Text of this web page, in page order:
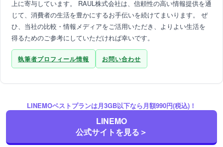
上に寄与しています。 RAUL株式会社は、信頼性の高い情報提供を通
じて、消費者の生活を豊かにするお手伝いを続けてまいります。 ぜ
ひ、当社の比較・情報メディアをご活用いただき、よりよい生活を
得るためのご参考にしていただければ幸いです。
執筆者プロフィール情報 お問い合わせ
アプリポについて
LINEMOベストプランは月3GB以下なら月額990円(税込)！
LINEMO
公式サイトを見る＞